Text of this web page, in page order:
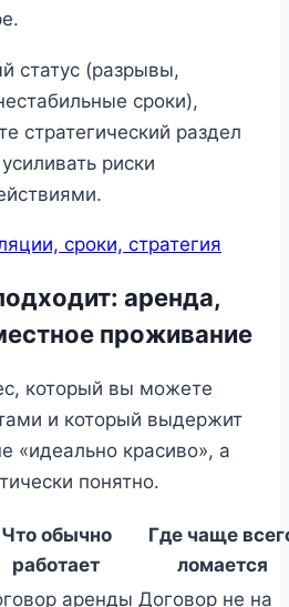
статус (разрывы,
сроки),
стратегический раздел
риски
сроки, стратегия
аренда,
проживание
который вы можете
и который выдержит
«идеально красиво», а
понятно.
Что обычно
работает
Где чаще
ломается
аренды Договор не на